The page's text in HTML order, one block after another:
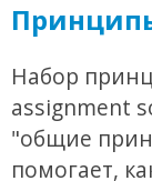
Набор
assignment
"общие
помогает,